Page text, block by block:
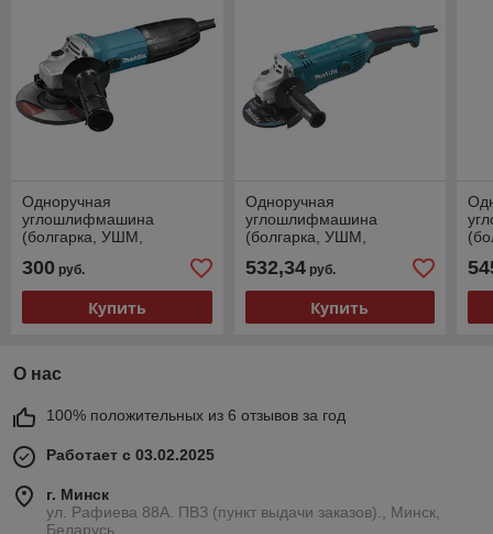
Одноручная
углошлифмашина
(болгарка, УШМ,
шлифовальная) MAKITA
(Макита) GA 5030RX9 в
коробке
300 руб.
Купить
Одноручная
углошлифмашина
(болгарка, УШМ,
шлифовальная) MAKITA
(Макита) GA 5021 C в
коробке
532,34руб.
Купить
О нас
100% положительных из 6 отзывов за год
Работает с 03.02.2025
г. Минск
ул. Рафиева 88А. ПВЗ (пункт выдачи заказов)., Минск,
Беларусь